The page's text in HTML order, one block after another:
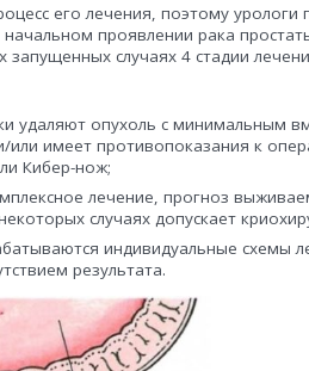
его лечения, поэтому урологи
проявлении рака
случаях 4 стадии
удаляют опухоль с минимальным
или имеет противопоказания к
Кибер-нож;
лечение, прогноз
случаях допускает
индивидуальные схемы
результата.